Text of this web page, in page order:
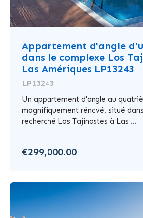
Appartement d'angle
dans le complexe Los
Las Amériques LP13243
LP13243
Un appartement d'angle au
magnifiquement rénové, situé
recherché Los Tajinastes à Las ...
€299,000.00